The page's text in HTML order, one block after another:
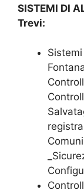
SISTEMI DI
Trevi: